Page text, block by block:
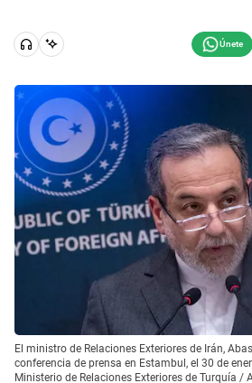
El ministro de Relaciones Exteriores de Irán,
conferencia de prensa en Estambul, el 30 de
Ministerio de Relaciones Exteriores de Turquía /